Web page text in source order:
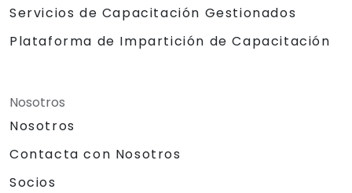
Servicios de Capacitación Gestionados
Plataforma de Impartición de Capacitación
Nosotros
Nosotros
Contacta con Nosotros
Socios